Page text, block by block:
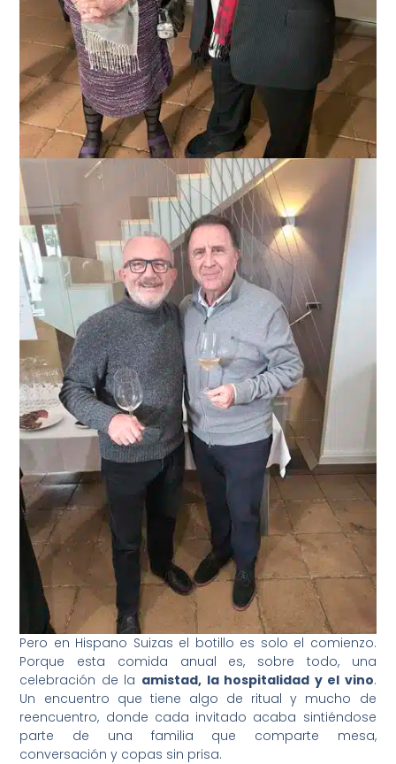
Pero en Hispano Suizas el botillo es solo el comienzo.
Porque esta comida anual es, sobre todo, una
celebración de la amistad, la hospitalidad y el vino.
Un encuentro que tiene algo de ritual y mucho de
reencuentro, donde cada invitado acaba sintiéndose
parte de una familia que comparte mesa,
conversación y copas sin prisa.